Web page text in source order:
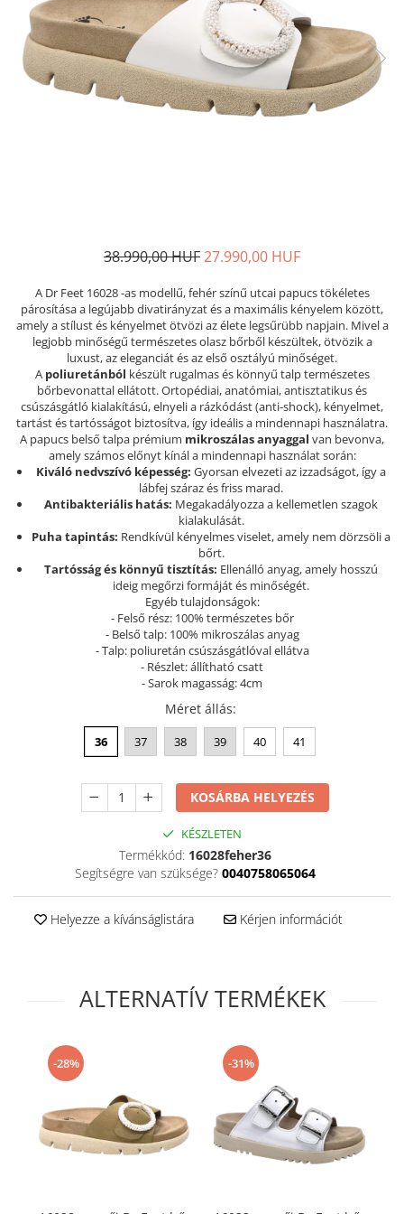
Női nyitott papucs - DOSS
Női szandál - DOSS
Férfi nyitott papucs - DOSS
Házi papucs - DOSS
PIUMETTA - gördülő talpú lábbeli
LEON KLOMPE LÁBBELI
Férfi csukott papucs - Leon
Női nyitott papucs - Leon
Női szandál - Leon
Férfi nyitott papucs
NYÁRI NŐI LÁBBELI KOLLEKCIÓ
Szandál
Papucs
NYARI FÉRFI LÁBBELI KOLLEKCIÓ
GYEREK SZANDÁL ÉS PAPUCS
STERILIZÁLHATÓ KLUMPA
TÉLI GYAPJÚ PAPUCSOK - női és
férfi
KIVEHETŐ TALPBETÉTES KLUMPA
BÜTYKÖS LÁBRA VALÓ PAPUCS
MUNKAVÉDELMI TANUSÍTVÁNNYAL
38.990,00 HUF27.990,00 HUF
A Dr Feet 16028 -as modellű, fehér színű utcai papucs tökéletes
párosítása a legújabb divatirányzat és a maximális kényelem között,
amely a stílust és kényelmet ötvözi az élete legsűrübb napjain. Mivel a
legjobb minőségű természetes olasz bőrből készültek, ötvözik a
luxust, az eleganciát és az első osztályú minőséget.
A poliuretánból készült rugalmas és könnyű talp természetes
bőrbevonattal ellátott. Ortopédiai, anatómiai, antisztatikus és
csúszásgátló kialakítású, elnyeli a rázkódást (anti-shock), kényelmet,
tartást és tartósságot biztosítva, így ideális a mindennapi használatra.
A papucs belső talpa prémium mikroszálas anyaggal van bevonva,
amely számos előnyt kínál a mindennapi használat során:
Kiváló nedvszívó képesség: Gyorsan elvezeti az izzadságot, így a
lábfej száraz és friss marad.
Antibakteriális hatás: Megakadályozza a kellemetlen szagok
kialakulását.
Puha tapintás: Rendkívül kényelmes viselet, amely nem dörzsöli a
bőrt.
Tartósság és könnyű tisztítás: Ellenálló anyag, amely hosszú
ideig megőrzi formáját és minőségét.
Egyéb tulajdonságok:
- Felső rész: 100% természetes bőr
- Belső talp: 100% mikroszálas anyag
- Talp: poliuretán csúszásgátlóval ellátva
- Részlet: állítható csatt
- Sarok magasság: 4cm
Méret állás:
36 37 38 39 40 41
KOSÁRBA HELYEZÉS
KÉSZLETEN
Termékkód: 16028feher36
Segítségre van szüksége? 0040758065064
Helyezze a kívánságlistára Kérjen információt
ALTERNATÍV TERMÉKEK
-28% -31%